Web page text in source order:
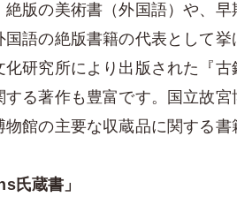
絶版の美術書（外国語）や、
国語の絶版書籍の代表として
化研究所により出版された『
する著作も豊富です。国立故
物館の主要な収蔵品に関する
氏蔵書」